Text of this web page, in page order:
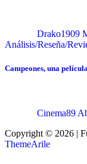
Drako1909
Análisis/Reseña/
Campeones, una
Cinema89
Copyright © 2026 |
ThemeArile